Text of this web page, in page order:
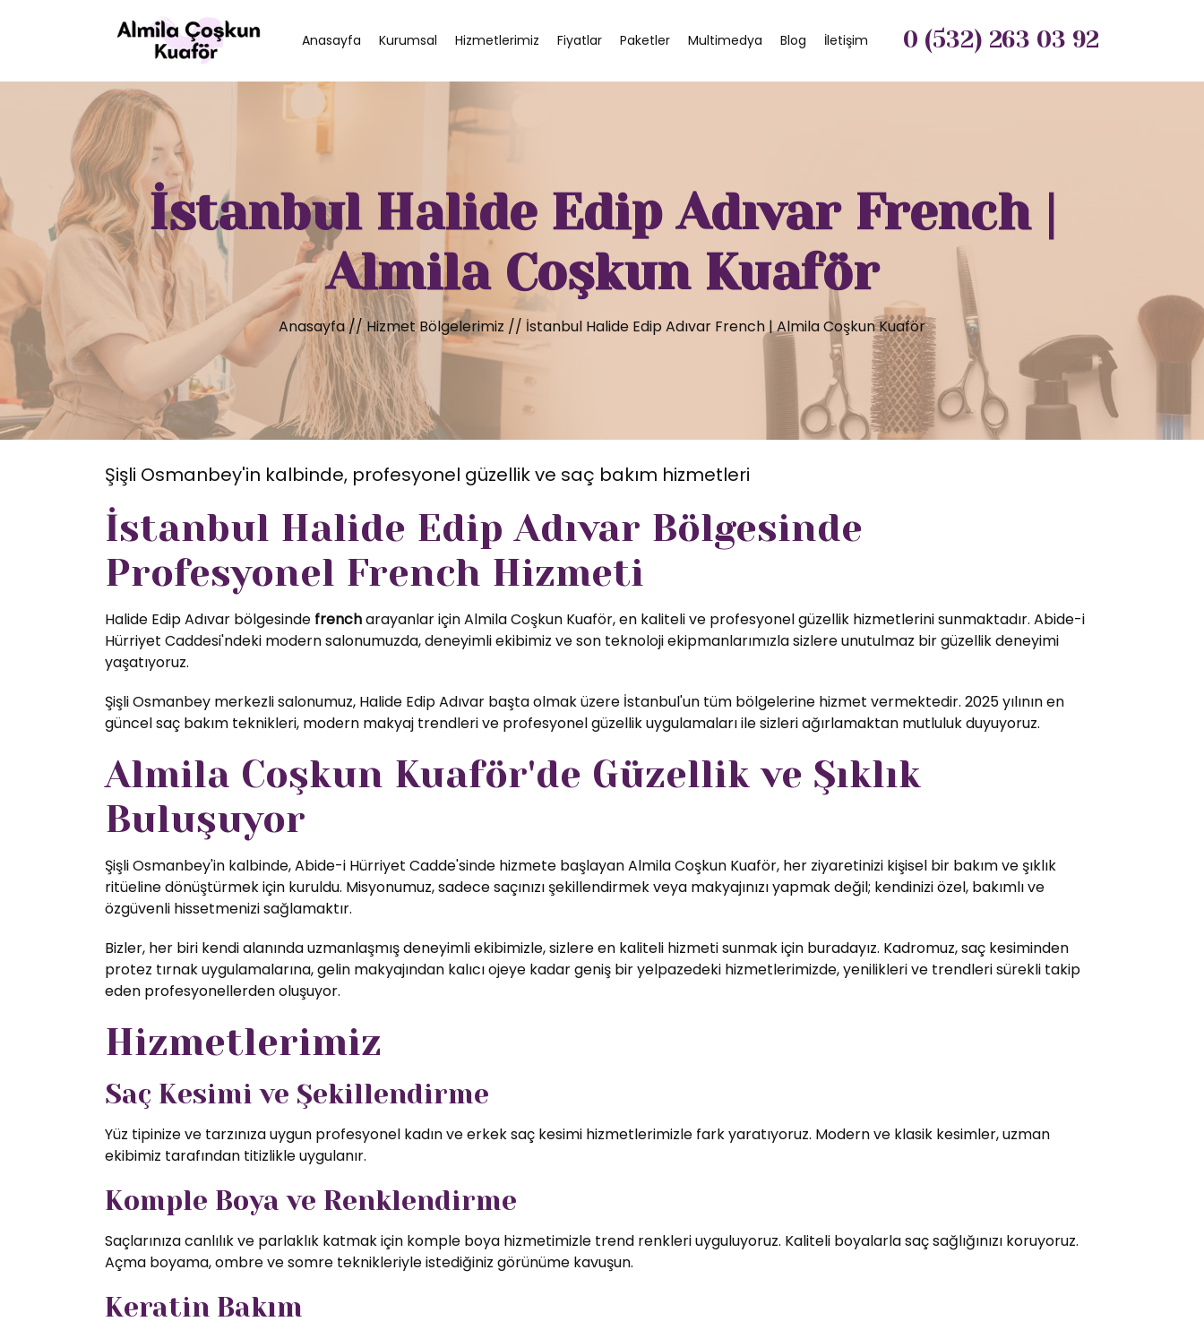
0 (532) 263 03 92
Anasayfa Kurumsal Hizmetlerimiz Fiyatlar Paketler Multimedya Blog İletişim
İstanbul Halide Edip Adıvar French |
Almila Coşkun Kuaför
Anasayfa//Hizmet Bölgelerimiz // İstanbul Halide Edip Adıvar French | Almila Coşkun Kuaför
Şişli Osmanbey'in kalbinde, profesyonel güzellik ve saç bakım hizmetleri
İstanbul Halide Edip Adıvar Bölgesinde
Profesyonel French Hizmeti
Halide Edip Adıvar bölgesinde frencharayanlar için Almila Coşkun Kuaför, en kaliteli ve profesyonel güzellik hizmetlerini sunmaktadır. Abide-i
Hürriyet Caddesi'ndeki modern salonumuzda, deneyimli ekibimiz ve son teknoloji ekipmanlarımızla sizlere unutulmaz bir güzellik deneyimi
yaşatıyoruz.
Şişli Osmanbey merkezli salonumuz, Halide Edip Adıvar başta olmak üzere İstanbul'un tüm bölgelerine hizmet vermektedir. 2025 yılının en
güncel saç bakım teknikleri, modern makyaj trendleri ve profesyonel güzellik uygulamaları ile sizleri ağırlamaktan mutluluk duyuyoruz.
Almila Coşkun Kuaför'de Güzellik ve Şıklık
Buluşuyor
Şişli Osmanbey'in kalbinde, Abide-i Hürriyet Cadde'sinde hizmete başlayan Almila Coşkun Kuaför, her ziyaretinizi kişisel bir bakım ve şıklık
ritüeline dönüştürmek için kuruldu. Misyonumuz, sadece saçınızı şekillendirmek veya makyajınızı yapmak değil; kendinizi özel, bakımlı ve
özgüvenli hissetmenizi sağlamaktır.
Bizler, her biri kendi alanında uzmanlaşmış deneyimli ekibimizle, sizlere en kaliteli hizmeti sunmak için buradayız. Kadromuz, saç kesiminden
protez tırnak uygulamalarına, gelin makyajından kalıcı ojeye kadar geniş bir yelpazedeki hizmetlerimizde, yenilikleri ve trendleri sürekli takip
eden profesyonellerden oluşuyor.
Hizmetlerimiz
Saç Kesimi ve Şekillendirme
Yüz tipinize ve tarzınıza uygun profesyonel kadın ve erkek saç kesimi hizmetlerimizle fark yaratıyoruz. Modern ve klasik kesimler, uzman
ekibimiz tarafından titizlikle uygulanır.
Komple Boya ve Renklendirme
Saçlarınıza canlılık ve parlaklık katmak için komple boya hizmetimizle trend renkleri uyguluyoruz. Kaliteli boyalarla saç sağlığınızı koruyoruz.
Açma boyama, ombre ve somre teknikleriyle istediğiniz görünüme kavuşun.
Keratin Bakım